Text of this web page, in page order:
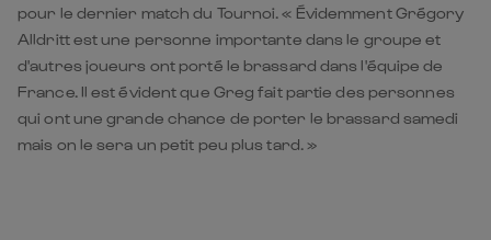
pour le dernier match du Tournoi. « Évidemment Grégory
Alldritt est une personne importante dans le groupe et
d'autres joueurs ont porté le brassard dans l'équipe de
France. Il est évident que Greg fait partie des personnes
qui ont une grande chance de porter le brassard samedi
mais on le sera un petit peu plus tard. »